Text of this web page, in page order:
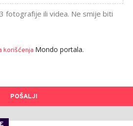
fotografije ili videa. Ne smije biti
korišćenja Mondo portala.
POŠALJI